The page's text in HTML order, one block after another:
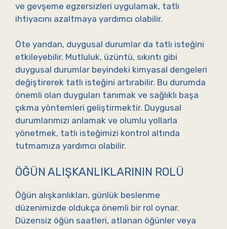
ve gevşeme egzersizleri uygulamak, tatlı
ihtiyacını azaltmaya yardımcı olabilir.
Öte yandan, duygusal durumlar da tatlı isteğini
etkileyebilir. Mutluluk, üzüntü, sıkıntı gibi
duygusal durumlar beyindeki kimyasal dengeleri
değiştirerek tatlı isteğini artırabilir. Bu durumda
önemli olan duyguları tanımak ve sağlıklı başa
çıkma yöntemleri geliştirmektir. Duygusal
durumlarımızı anlamak ve olumlu yollarla
yönetmek, tatlı isteğimizi kontrol altında
tutmamıza yardımcı olabilir.
ÖĞÜN ALIŞKANLIKLARININ ROLÜ
Öğün alışkanlıkları, günlük beslenme
düzenimizde oldukça önemli bir rol oynar.
Düzensiz öğün saatleri, atlanan öğünler veya